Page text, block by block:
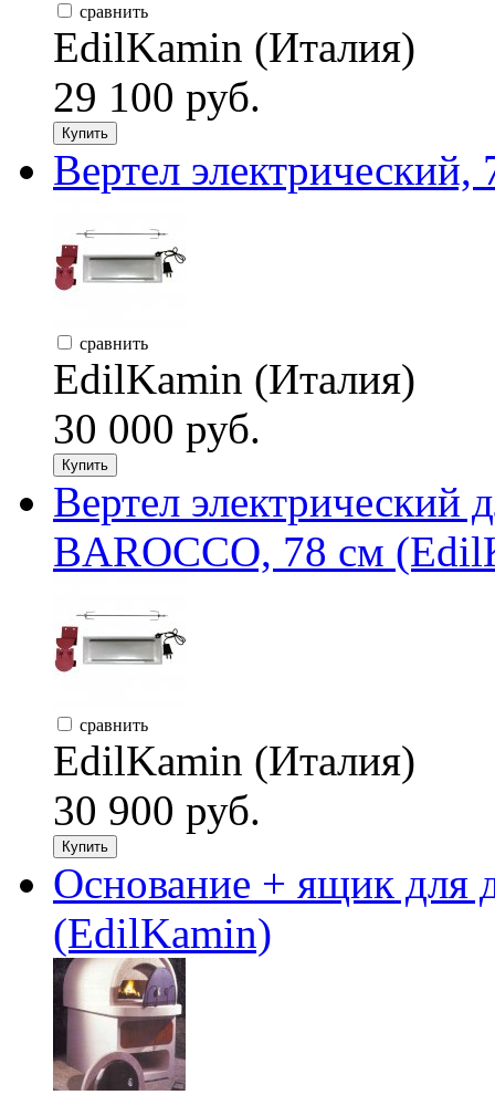
сравнить
EdilKamin (Италия)
29 100 руб.
Купить
Вертел
сравнить
EdilKamin (Италия)
30 000 руб.
Купить
Вертел
BAROCCO, 78 см
сравнить
EdilKamin (Италия)
30 900 руб.
Купить
Основание + ящик для
(EdilKamin)